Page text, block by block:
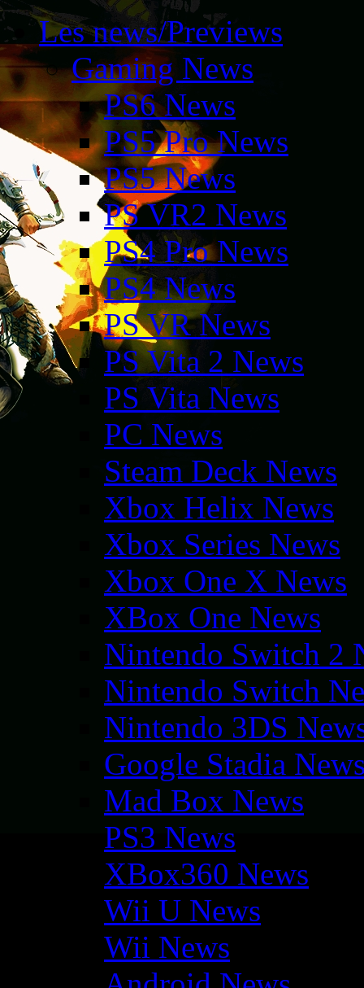
Les news/Previews
Gaming News
PS6 News
PS5 Pro News
PS5 News
PS VR2 News
PS4 Pro News
PS4 News
PS VR News
PS Vita 2 News
PS Vita News
PC News
Steam Deck News
Xbox Helix News
Xbox Series News
Xbox One X News
XBox One News
Nintendo Switch 2
Nintendo Switch
Nintendo 3DS
Google Stadia
Mad Box News
PS3 News
XBox360 News
Wii U News
Wii News